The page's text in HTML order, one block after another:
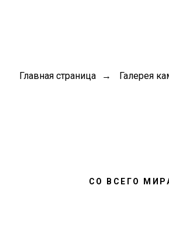
Главная страница → Галерея
СО ВСЕГО